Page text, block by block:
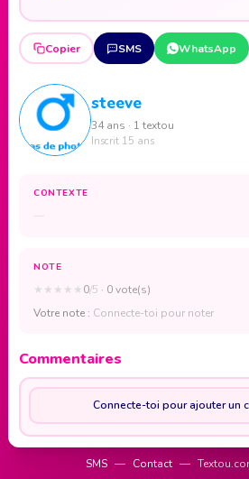
Copier SMS WhatsApp
steeve
34 ans · 1 textou
Inscrit 15 ans
CONTEXTE
—
NOTE
★ ★ ★ ★ ★0/5 · 0 vote(s)
Votre note : Connecte-toi pour noter
Commentaires
Connecte-toi pour ajouter un
SMS — Contact —